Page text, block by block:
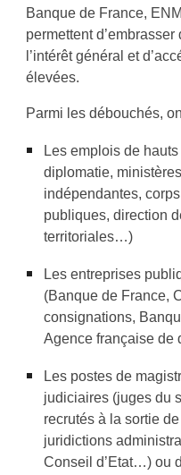
Banque de France,
permettent
l’intérêt général et
élevées.
Parmi les débouchés,
Les emplois de
diplomatie,
indépendantes,
publiques, direction
territoriales…)
Les entreprises
(Banque de France,
consignations,
Agence française
Les postes de
judiciaires (juges du
recrutés à la sortie
juridictions
Conseil d’Etat…) ou